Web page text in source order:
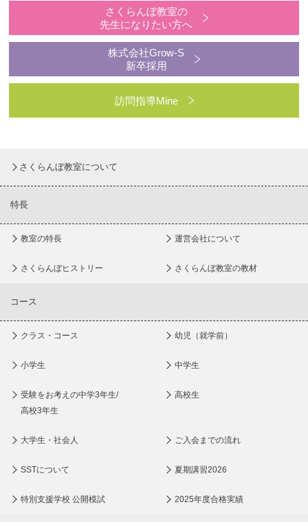
さくらんぼ教室の
先生になりたい方へ
株式会社Grow-S
新卒採用
訪問指導Mine
さくらんぼ教室について
特長
教室の特長 運営会社について
さくらんぼヒストリー さくらんぼ教室の教材
コース
クラス・コース 幼児（就学前）
小学生 中学生
受験をお考えの中学3年生/
高校3年生
高校生
大学生・社会人 ご入会までの流れ
SSTについて 夏期講習2026
特別支援学校 公開模試 2025年度合格実績